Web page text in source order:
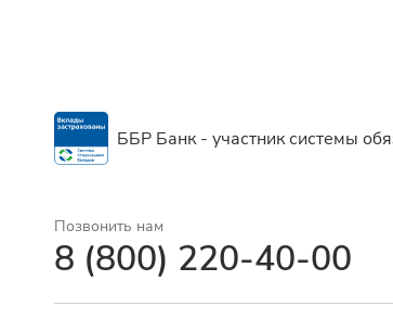
ББР Банк - участник системы
Позвонить нам
8 (800) 220-40-00